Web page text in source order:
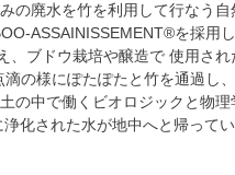
の廃水を竹を利用して行なう
ASSAINISSEMENT®を採用
、ブドウ栽培や醸造で 使用さ
の様にぽたぽたと竹を通過し
の中で働くビオロジックと物理
化された水が地中へと帰って